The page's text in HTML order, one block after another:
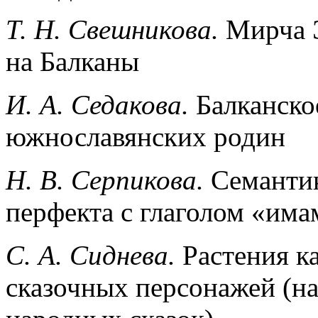
Т. Н. Свешникова. Мирча
на Балканы
И. А. Седакова.
южнославянских родин
Н. В. Серпикова.
перфекта с глаголом
С. А. Сиднева. Растения
сказочных персонажей